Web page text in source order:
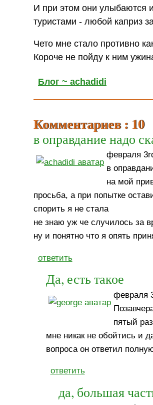
И при этом они улыбаются
туристами - любой каприз
Чето мне стало противно
Короче не пойду к ним
Блог ~ achadidi
Комментариев : 10
в оправдание надо
февраля
в
на мой
просьба, а при попытке
спорить я не стала
не знаю уж че случилось за
ну и понятно что я опять
ответить
Да, есть такое
февраля
пятый
мне никак не обойтись и
вопроса он ответил
ответить
да, большая